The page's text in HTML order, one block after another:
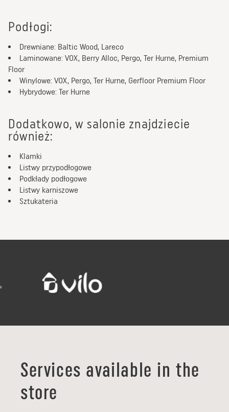
podłogi:
Drewniane: Baltic Wood, Lareco
Laminowane: VOX, Berry Alloc, Pergo, Ter Hurne, Premium
Floor
Winylowe: VOX, Pergo, Ter Hurne, Gerfloor Premium Floor
Hybrydowe: Ter Hurne
dodatkowo, w salonie znajdziecie
również:
Klamki
Listwy przypodłogowe
Podkłady podłogowe
Listwy karniszowe
Sztukateria
Services available in the
store